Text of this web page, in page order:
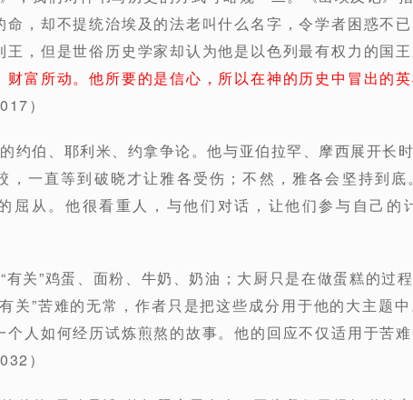
命，却不提统治埃及的法老叫什么名字，令学者困惑不
王，但是世俗历史学家却认为他是以色列最有权力的国
财富所动。他所要的是信心，所以在神的历史中冒出的
）
约伯、耶利米、约拿争论。他与亚伯拉罕、摩西展开长
，一直等到破晓才让雅各受伤；不然，雅各会坚持到
屈从。他很看重人，与他们对话，让他们参与自己的
有关”鸡蛋、面粉、牛奶、奶油；大厨只是在做蛋糕的过
有关”苦难的无常，作者只是把这些成分用于他的大主题
个人如何经历试炼煎熬的故事。他的回应不仅适用于苦
）